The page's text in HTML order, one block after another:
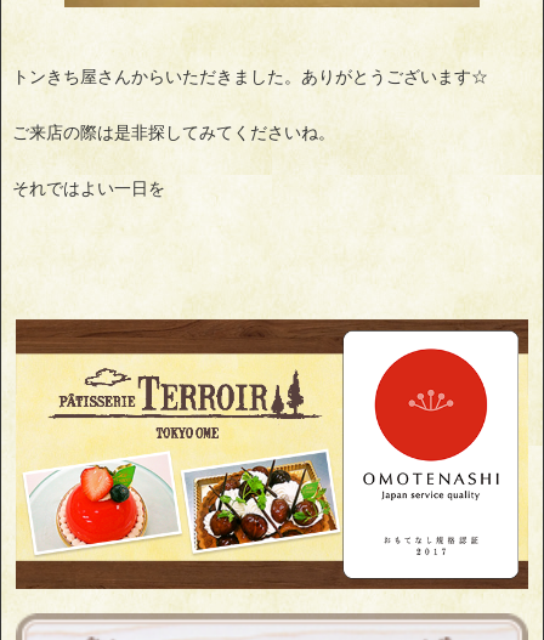
トンきち屋さんからいただきました。ありがとうございます☆
ご来店の際は是非探してみてくださいね。
それではよい一日を